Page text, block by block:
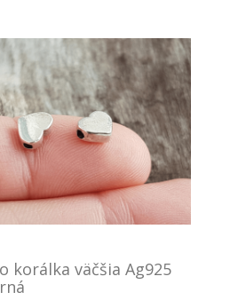
korálka väčšia Ag925